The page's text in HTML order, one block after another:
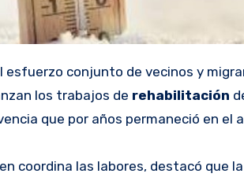
esfuerzo conjunto de vecinos y
los trabajos de rehabilitación
que por años permaneció en el
coordina las labores, destacó que